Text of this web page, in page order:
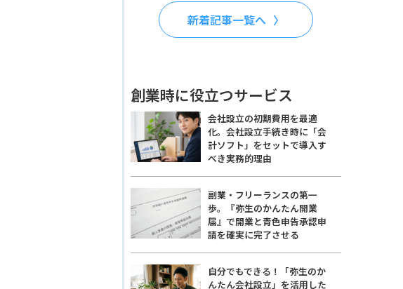
新着記事一覧へ
創業時に役立つサービス
会社設立の初期費用を最適
化。会社設立手続き時に「会
計ソフト」をセットで導入す
べき実務的理由
副業・フリーランスの第一
歩。『弥生のかんたん開業
届』で開業と青色申告承認申
請を確実に完了させる
自分でもできる！「弥生のか
んたん会社設立」を活用した